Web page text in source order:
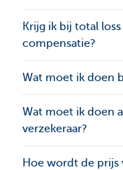
Krijg ik bij total
compensatie?
Wat moet ik doen
Wat moet ik doen
verzekeraar?
Hoe wordt de